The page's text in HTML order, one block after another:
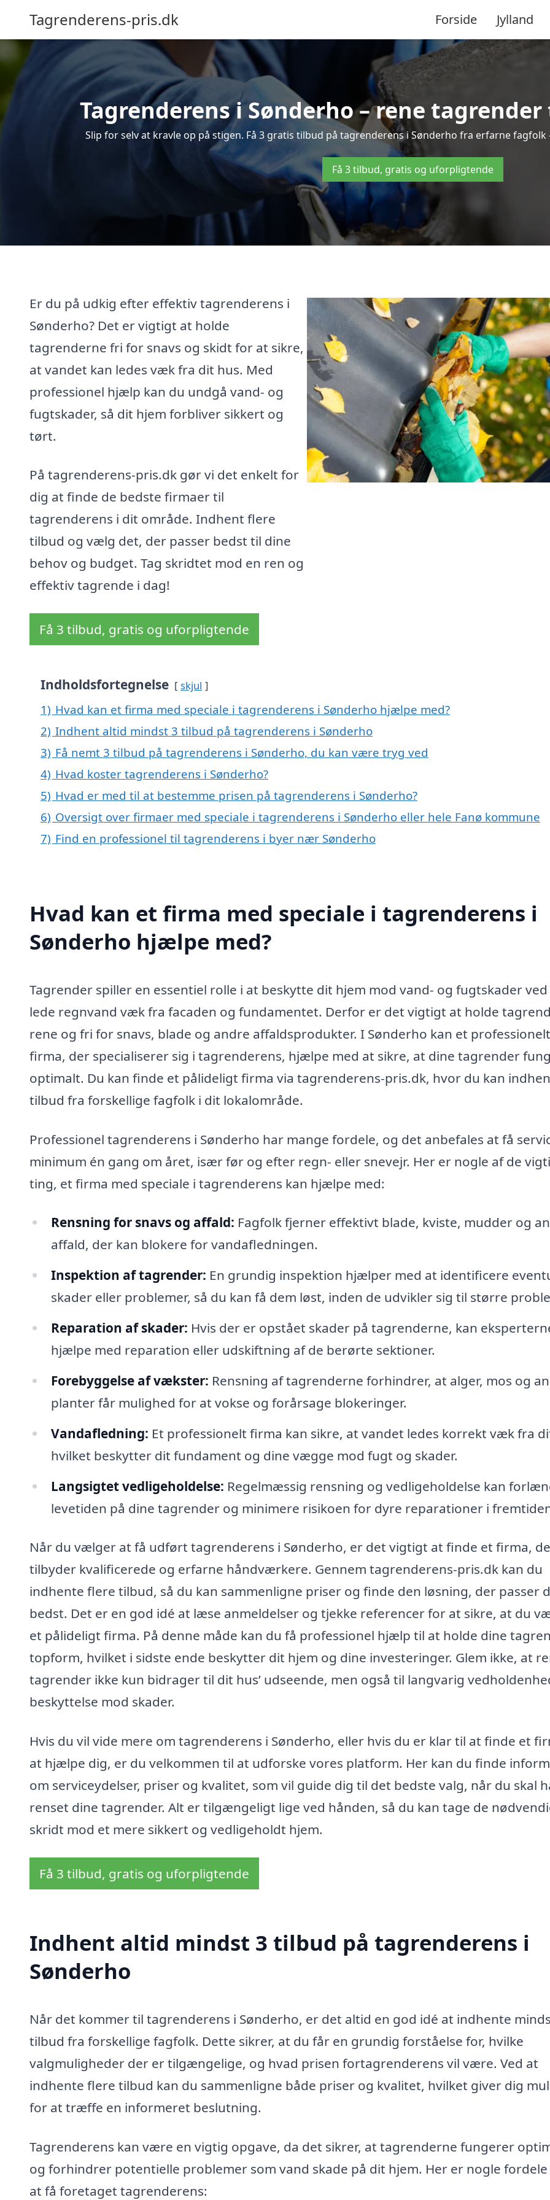
Tagrenderens-pris.dk Forside Jylland
Tagrenderens i Sønderho – rene
Slip for selv at kravle op på stigen. Få 3 gratis tilbud på tagrenderens i Sønderho fra erfarne
Få 3 tilbud, gratis og uforpligtende
Er du på udkig efter effektiv tagrenderens i
Sønderho? Det er vigtigt at holde
tagrenderne fri for snavs og skidt for at sikre,
at vandet kan ledes væk fra dit hus. Med
professionel hjælp kan du undgå vand- og
fugtskader, så dit hjem forbliver sikkert og
tørt.
På tagrenderens-pris.dk gør vi det enkelt for
dig at finde de bedste firmaer til
tagrenderens i dit område. Indhent flere
tilbud og vælg det, der passer bedst til dine
behov og budget. Tag skridtet mod en ren og
effektiv tagrende i dag!
Få 3 tilbud, gratis og uforpligtende
Indholdsfortegnelse skjul
1) Hvad kan et firma med speciale i tagrenderens i Sønderho hjælpe med?
2) Indhent altid mindst 3 tilbud på tagrenderens i Sønderho
3) Få nemt 3 tilbud på tagrenderens i Sønderho, du kan være tryg ved
4) Hvad koster tagrenderens i Sønderho?
5) Hvad er med til at bestemme prisen på tagrenderens i Sønderho?
6) Oversigt over firmaer med speciale i tagrenderens i Sønderho eller hele Fanø kommune
7) Find en professionel til tagrenderens i byer nær Sønderho
Hvad kan et firma med speciale i tagrenderens i
Sønderho hjælpe med?
Tagrender spiller en essentiel rolle i at beskytte dit hjem mod vand- og fugtskader
lede regnvand væk fra facaden og fundamentet. Derfor er det vigtigt at holde
rene og fri for snavs, blade og andre affaldsprodukter. I Sønderho kan et professionelt
firma, der specialiserer sig i tagrenderens, hjælpe med at sikre, at dine tagrender
optimalt. Du kan finde et pålideligt firma via tagrenderens-pris.dk, hvor du kan
tilbud fra forskellige fagfolk i dit lokalområde.
Professionel tagrenderens i Sønderho har mange fordele, og det anbefales at få
minimum én gang om året, især før og efter regn- eller snevejr. Her er nogle af de
ting, et firma med speciale i tagrenderens kan hjælpe med:
Rensning for snavs og affald: Fagfolk fjerner effektivt blade, kviste, mudder og
affald, der kan blokere for vandafledningen.
Inspektion af tagrender: En grundig inspektion hjælper med at identificere
skader eller problemer, så du kan få dem løst, inden de udvikler sig til større
Reparation af skader: Hvis der er opstået skader på tagrenderne, kan
hjælpe med reparation eller udskiftning af de berørte sektioner.
Forebyggelse af vækster: Rensning af tagrenderne forhindrer, at alger, mos og
planter får mulighed for at vokse og forårsage blokeringer.
Vandafledning: Et professionelt firma kan sikre, at vandet ledes korrekt væk fra
hvilket beskytter dit fundament og dine vægge mod fugt og skader.
Langsigtet vedligeholdelse: Regelmæssig rensning og vedligeholdelse kan
levetiden på dine tagrender og minimere risikoen for dyre reparationer i
Når du vælger at få udført tagrenderens i Sønderho, er det vigtigt at finde et firma,
tilbyder kvalificerede og erfarne håndværkere. Gennem tagrenderens-pris.dk kan du
indhente flere tilbud, så du kan sammenligne priser og finde den løsning, der passer
bedst. Det er en god idé at læse anmeldelser og tjekke referencer for at sikre, at du
et pålideligt firma. På denne måde kan du få professionel hjælp til at holde dine
topform, hvilket i sidste ende beskytter dit hjem og dine investeringer. Glem ikke, at
tagrender ikke kun bidrager til dit hus’ udseende, men også til langvarig
beskyttelse mod skader.
Hvis du vil vide mere om tagrenderens i Sønderho, eller hvis du er klar til at finde et
at hjælpe dig, er du velkommen til at udforske vores platform. Her kan du finde
om serviceydelser, priser og kvalitet, som vil guide dig til det bedste valg, når du skal
renset dine tagrender. Alt er tilgængeligt lige ved hånden, så du kan tage de
skridt mod et mere sikkert og vedligeholdt hjem.
Få 3 tilbud, gratis og uforpligtende
Indhent altid mindst 3 tilbud på tagrenderens i
Sønderho
Når det kommer til tagrenderens i Sønderho, er det altid en god idé at indhente
tilbud fra forskellige fagfolk. Dette sikrer, at du får en grundig forståelse for, hvilke
valgmuligheder der er tilgængelige, og hvad prisen fortagrenderens vil være. Ved at
indhente flere tilbud kan du sammenligne både priser og kvalitet, hvilket giver dig
for at træffe en informeret beslutning.
Tagrenderens kan være en vigtig opgave, da det sikrer, at tagrenderne fungerer
og forhindrer potentielle problemer som vand skade på dit hjem. Her er nogle fordele
at få foretaget tagrenderens: